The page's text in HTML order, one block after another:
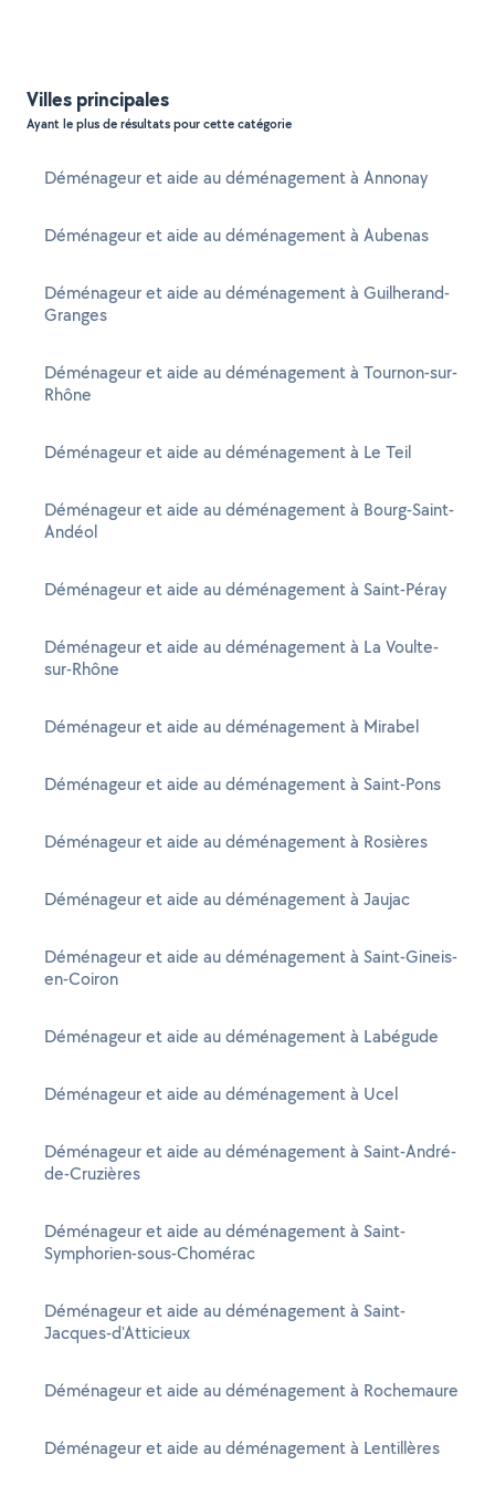
Villes principales
Ayant le plus de résultats pour cette catégorie
Déménageur et aide au déménagement à Annonay
Déménageur et aide au déménagement à Aubenas
Déménageur et aide au déménagement à Guilherand-
Granges
Déménageur et aide au déménagement à Tournon-sur-
Rhône
Déménageur et aide au déménagement à Le Teil
Déménageur et aide au déménagement à Bourg-Saint-
Andéol
Déménageur et aide au déménagement à Saint-Péray
Déménageur et aide au déménagement à La Voulte-
sur-Rhône
Déménageur et aide au déménagement à Mirabel
Déménageur et aide au déménagement à Saint-Pons
Déménageur et aide au déménagement à Rosières
Déménageur et aide au déménagement à Jaujac
Déménageur et aide au déménagement à Saint-Gineis-
en-Coiron
Déménageur et aide au déménagement à Labégude
Déménageur et aide au déménagement à Ucel
Déménageur et aide au déménagement à Saint-André-
de-Cruzières
Déménageur et aide au déménagement à Saint-
Symphorien-sous-Chomérac
Déménageur et aide au déménagement à Saint-
Jacques-d'Atticieux
Déménageur et aide au déménagement à Rochemaure
Déménageur et aide au déménagement à Lentillères